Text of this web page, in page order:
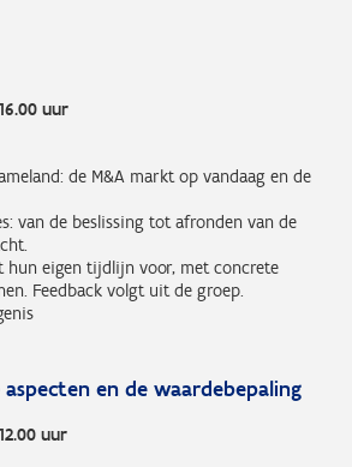
uur
de M&A markt op vandaag en de
van de beslissing tot afronden van de
hun eigen tijdlijn voor, met concrete
Feedback volgt uit de groep.
aspecten en de waardebepaling
uur